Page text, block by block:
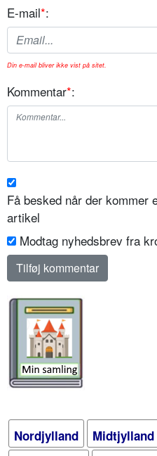
E-mail*:
Din e-mail bliver ikke vist på sitet.
Kommentar*:
Få besked når der kommer
artikel
Modtag nyhedsbrev fra
Nordjylland Midtjylland